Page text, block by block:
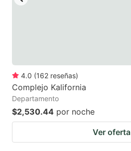
keyboard
shortcuts
for
changing
dates.
4.0 (162 reseñas)
Complejo Kalifornia
Departamento
$2,530.44 por noche
Ver oferta